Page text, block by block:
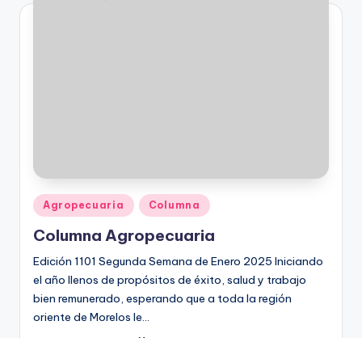
Publicado
en
Agropecuaria Columna
Columna Agropecuaria
Edición 1101 Segunda Semana de Enero 2025 Iniciando
el año llenos de propósitos de éxito, salud y trabajo
bien remunerado, esperando que a toda la región
oriente de Morelos le…